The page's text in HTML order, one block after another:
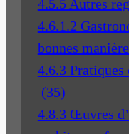
4.5.5 Autres
4.6.1.2
bonnes
4.6.3
(35)
4.8.3 Œuvres